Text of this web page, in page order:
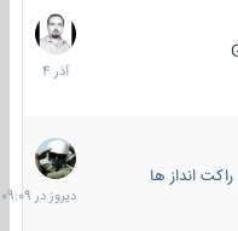
7
آذر
1404
انداز ها
دیروز
در
09:09